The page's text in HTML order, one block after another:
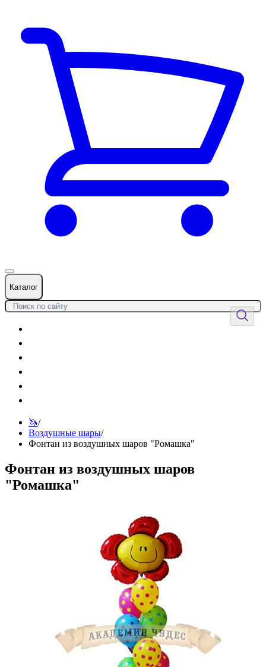
Каталог
🦄/
Воздушные шары/
Фонтан из воздушных шаров "Ромашка"
Фонтан из воздушных шаров
"Ромашка"